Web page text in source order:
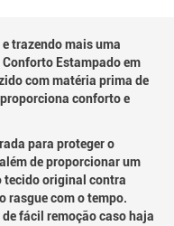
trazendo mais uma
Estampado em
com matéria prima de
conforto e
para proteger o
de proporcionar um
tecido original contra
rasgue com o tempo.
fácil remoção caso haja